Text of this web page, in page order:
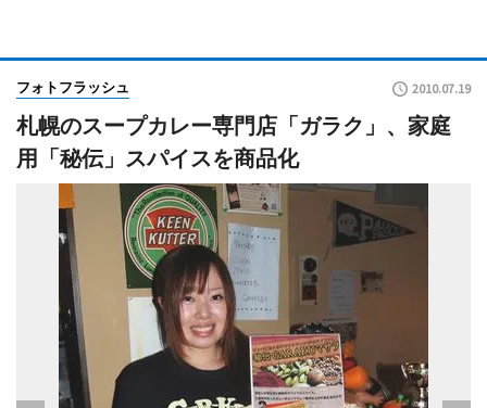
フォトフラッシュ 2010.07.19
札幌のスープカレー専門店「ガラク」、家庭
用「秘伝」スパイスを商品化